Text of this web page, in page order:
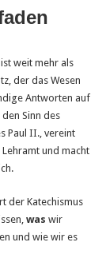
weit mehr als
der das Wesen
Antworten auf
Sinn des
Paul II., vereint
und macht
der Katechismus
was wir
und wie wir es